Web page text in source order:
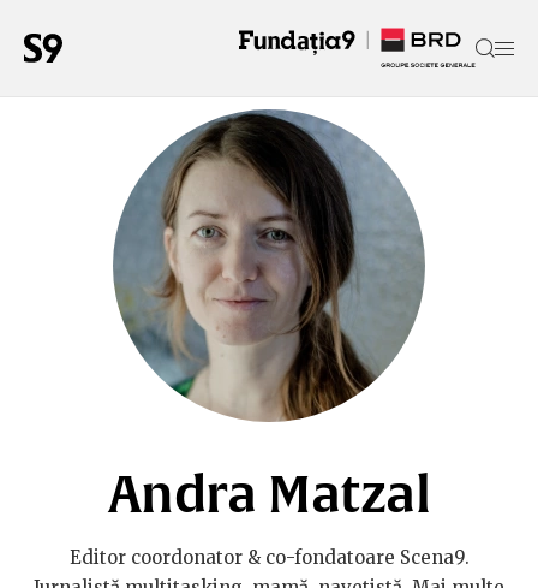
Andra Matzal
Editor coordonator & co-fondatoare Scena9.